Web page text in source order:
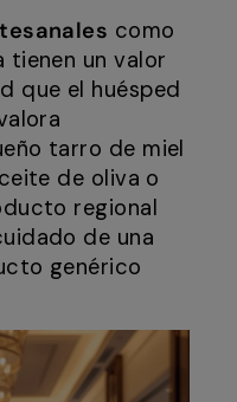
como
tienen un valor
que el huésped
tarro de miel
de oliva o
regional
de una
genérico